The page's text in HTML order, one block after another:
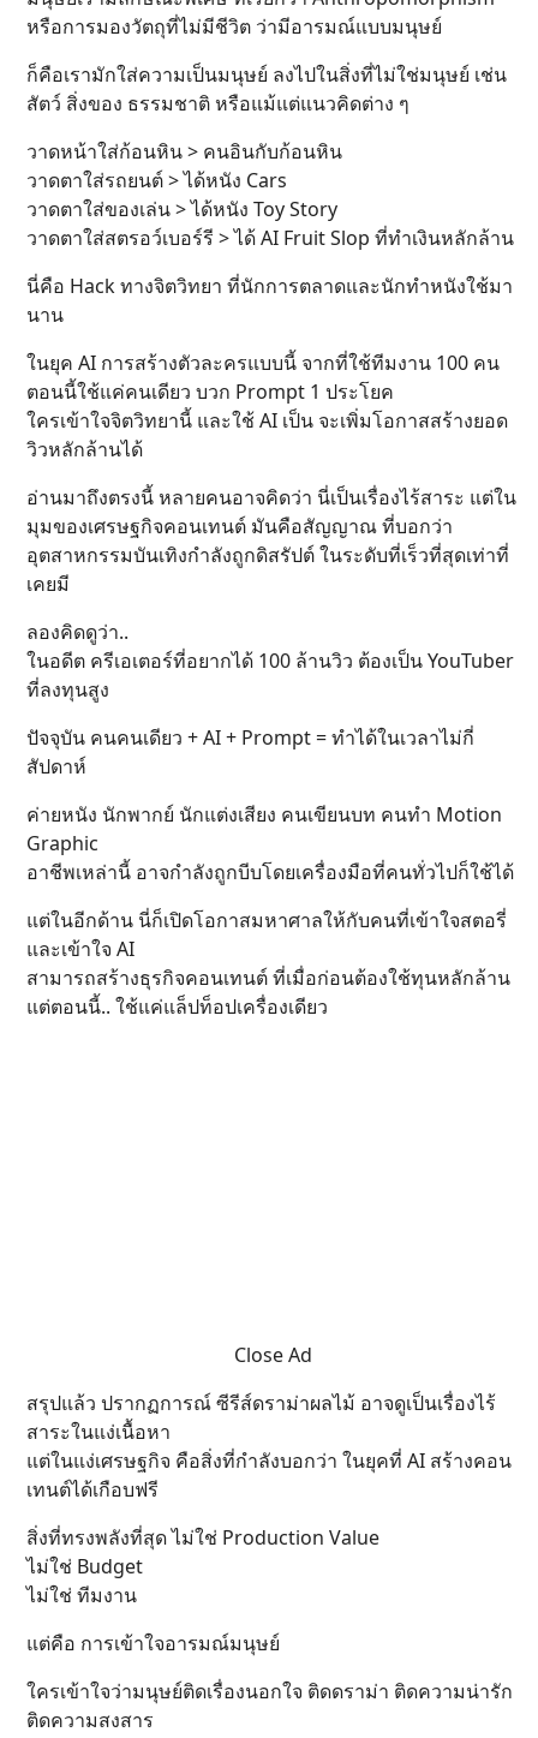
หรือการมองวัตถุที่ไม่มีชีวิต ว่ามีอารมณ์แบบมนุษย์
ก็คือเรามักใส่ความเป็นมนุษย์ ลงไปในสิ่งที่ไม่ใช่มนุษย์ เช่น
สัตว์ สิ่งของ ธรรมชาติ หรือแม้แต่แนวคิดต่าง ๆ
วาดหน้าใส่ก้อนหิน > คนอินกับก้อนหิน
วาดตาใส่รถยนต์ > ได้หนัง Cars
วาดตาใส่ของเล่น > ได้หนัง Toy Story
วาดตาใส่สตรอว์เบอร์รี > ได้ AI Fruit Slop ที่ทำเงินหลักล้าน
นี่คือ Hack ทางจิตวิทยา ที่นักการตลาดและนักทำหนังใช้มา
นาน
ในยุค AI การสร้างตัวละครแบบนี้ จากที่ใช้ทีมงาน 100 คน
ตอนนี้ใช้แค่คนเดียว บวก Prompt 1 ประโยค
ใครเข้าใจจิตวิทยานี้ และใช้ AI เป็น จะเพิ่มโอกาสสร้างยอด
วิวหลักล้านได้
อ่านมาถึงตรงนี้ หลายคนอาจคิดว่า นี่เป็นเรื่องไร้สาระ แต่ใน
มุมของเศรษฐกิจคอนเทนต์ มันคือสัญญาณ ที่บอกว่า
อุตสาหกรรมบันเทิงกำลังถูกดิสรัปต์ ในระดับที่เร็วที่สุดเท่าที่
เคยมี
ลองคิดดูว่า..
ในอดีต ครีเอเตอร์ที่อยากได้ 100 ล้านวิว ต้องเป็น YouTuber
ที่ลงทุนสูง
ปัจจุบัน คนคนเดียว + AI + Prompt = ทำได้ในเวลาไม่กี่
สัปดาห์
ค่ายหนัง นักพากย์ นักแต่งเสียง คนเขียนบท คนทำ Motion
Graphic
อาชีพเหล่านี้ อาจกำลังถูกบีบโดยเครื่องมือที่คนทั่วไปก็ใช้ได้
แต่ในอีกด้าน นี่ก็เปิดโอกาสมหาศาลให้กับคนที่เข้าใจสตอรี่
และเข้าใจ AI
สามารถสร้างธุรกิจคอนเทนต์ ที่เมื่อก่อนต้องใช้ทุนหลักล้าน
แต่ตอนนี้.. ใช้แค่แล็ปท็อปเครื่องเดียว
Close Ad
สรุปแล้ว ปรากฏการณ์ ซีรีส์ดราม่าผลไม้ อาจดูเป็นเรื่องไร้
สาระในแง่เนื้อหา
แต่ในแง่เศรษฐกิจ คือสิ่งที่กำลังบอกว่า ในยุคที่ AI สร้างคอน
เทนต์ได้เกือบฟรี
สิ่งที่ทรงพลังที่สุด ไม่ใช่ Production Value
ไม่ใช่ Budget
ไม่ใช่ ทีมงาน
แต่คือ การเข้าใจอารมณ์มนุษย์
ใครเข้าใจว่ามนุษย์ติดเรื่องนอกใจ ติดดราม่า ติดความน่ารัก
ติดความสงสาร